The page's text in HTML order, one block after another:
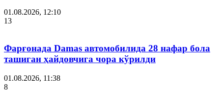
01.08.2026, 12:10
13
Фарғонада Damas автомобилида 28 нафар бола
ташиган ҳайдовчига чора кўрилди
01.08.2026, 11:38
8